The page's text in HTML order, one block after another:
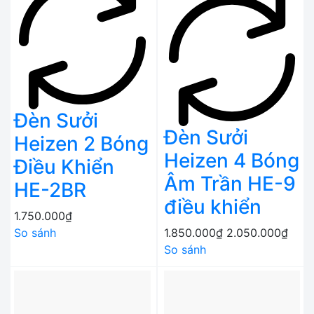
Đèn Sưởi
Heizen 2 Bóng
Điều Khiển
HE-2BR
1.750.000₫
So sánh
Đèn Sưởi
Heizen 4 Bóng
Âm Trần HE-9
điều khiển
1.850.000₫ 2.050.000₫
So sánh